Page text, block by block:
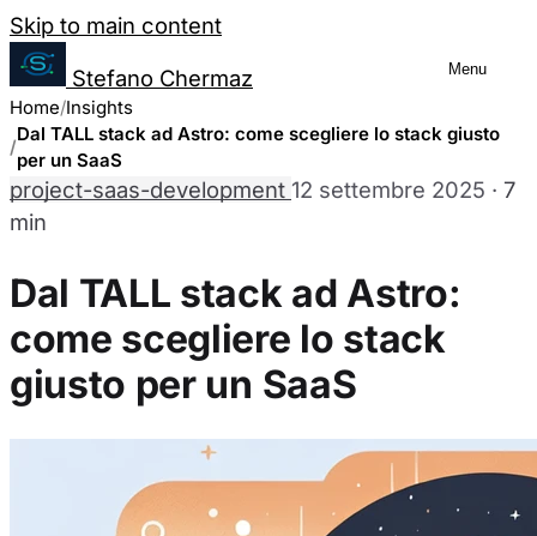
Salta al contenuto
Skip to main content
Stefano Chermaz
Menu
Home Insights
Dal TALL stack ad Astro: come scegliere lo stack giusto
per un SaaS
project-saas-development 12 settembre 2025 · 7
min
Dal TALL stack ad Astro:
come scegliere lo stack
giusto per un SaaS
Gestione Preferenze Cookie
Puoi scegliere di abilitare o disabilitare
Cookie Necessari
Sempre abilitati
Questi cookie sono essenziali per il funzionamento del
nostri sistemi. Sono generalmente impostati in risposta
Cookie Analytics